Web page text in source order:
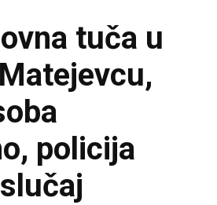
tuča u
policija